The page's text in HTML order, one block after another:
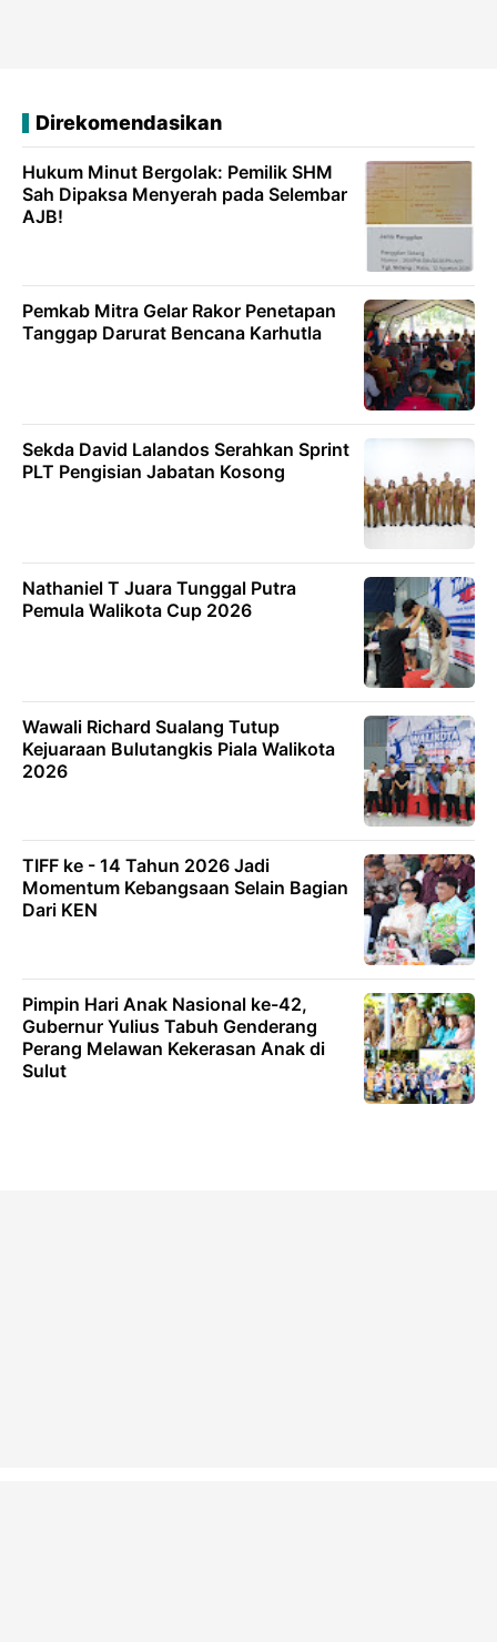
Direkomendasikan
Hukum Minut Bergolak: Pemilik SHM
Sah Dipaksa Menyerah pada Selembar
AJB!
Pemkab Mitra Gelar Rakor Penetapan
Tanggap Darurat Bencana Karhutla
Sekda David Lalandos Serahkan Sprint
PLT Pengisian Jabatan Kosong
Nathaniel T Juara Tunggal Putra
Pemula Walikota Cup 2026
Wawali Richard Sualang Tutup
Kejuaraan Bulutangkis Piala Walikota
2026
TIFF ke - 14 Tahun 2026 Jadi
Momentum Kebangsaan Selain Bagian
Dari KEN
Pimpin Hari Anak Nasional ke-42,
Gubernur Yulius Tabuh Genderang
Perang Melawan Kekerasan Anak di
Sulut